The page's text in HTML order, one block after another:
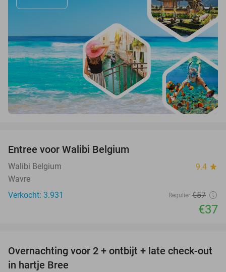
Entree voor Walibi Belgium
Walibi Belgium 9.4 star
Wavre
Verkocht: 3.931
Regulier €57
€37
41%
TODAY
Overnachting voor 2 + ontbijt + late check-out
in hartje Bree